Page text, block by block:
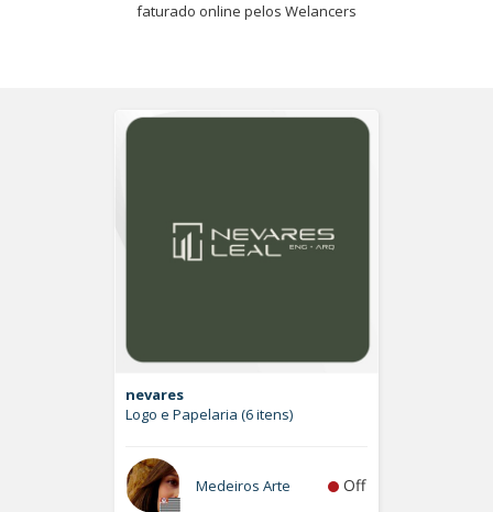
faturado online pelos Welancers
nevares
Logo e Papelaria (6 itens)
Medeiros Arte Off